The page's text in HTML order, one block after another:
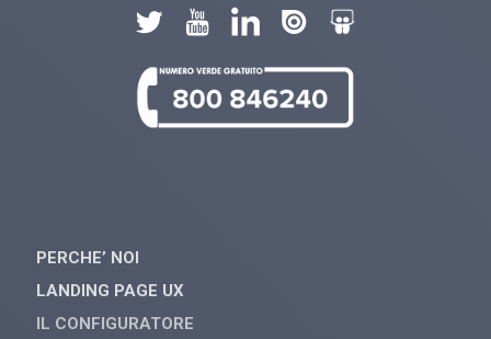
PERCHE’ NOI
LANDING PAGE UX
IL CONFIGURATORE